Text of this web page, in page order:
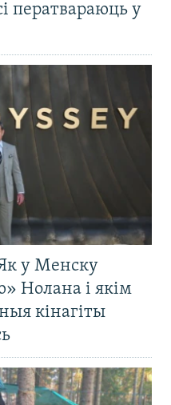
ператвараюць у
у Менску
Нолана і якім
кінагіты